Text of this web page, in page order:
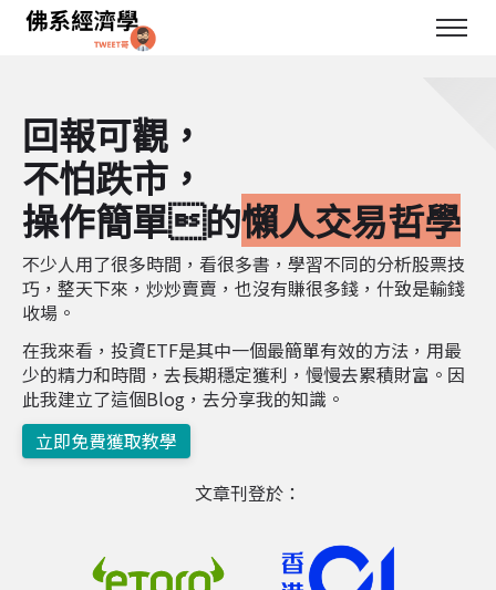
回報可觀，
不怕跌市，
操作簡單的懶人交易哲學
不少人用了很多時間，看很多書，學習不同的分析股票技
巧，整天下來，炒炒賣賣，也沒有賺很多錢，什致是輸錢
收場。
在我來看，投資ETF是其中一個最簡單有效的方法，用最
少的精力和時間，去長期穩定獲利，慢慢去累積財富。因
此我建立了這個Blog，去分享我的知識。
立即免費獲取教學
文章刊登於：